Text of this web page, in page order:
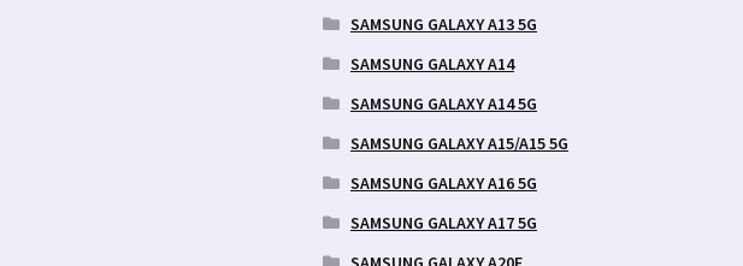
SAMSUNG GALAXY A13 5G
SAMSUNG GALAXY A14
SAMSUNG GALAXY A14 5G
SAMSUNG GALAXY A15/A15 5G
SAMSUNG GALAXY A16 5G
SAMSUNG GALAXY A17 5G